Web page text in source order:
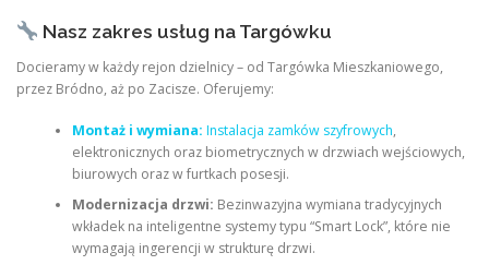
Nasz zakres usług na Targówku
Docieramy w każdy rejon dzielnicy – od Targówka Mieszkaniowego,
przez Bródno, aż po Zacisze. Oferujemy:
Montaż i wymiana: Instalacja zamków szyfrowych,
elektronicznych oraz biometrycznych w drzwiach wejściowych,
biurowych oraz w furtkach posesji.
Modernizacja drzwi: Bezinwazyjna wymiana tradycyjnych
wkładek na inteligentne systemy typu “Smart Lock”, które nie
wymagają ingerencji w strukturę drzwi.